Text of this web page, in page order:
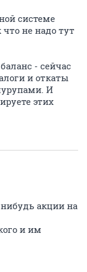
системе
не надо тут
- сейчас
и откаты
И
этих
акции на
и им